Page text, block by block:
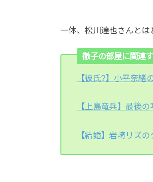
一体、松川達也さんとは
徹子の部屋に関連
【彼氏?】小平奈緒
【上島竜兵】最後
【結婚】岩崎リズ